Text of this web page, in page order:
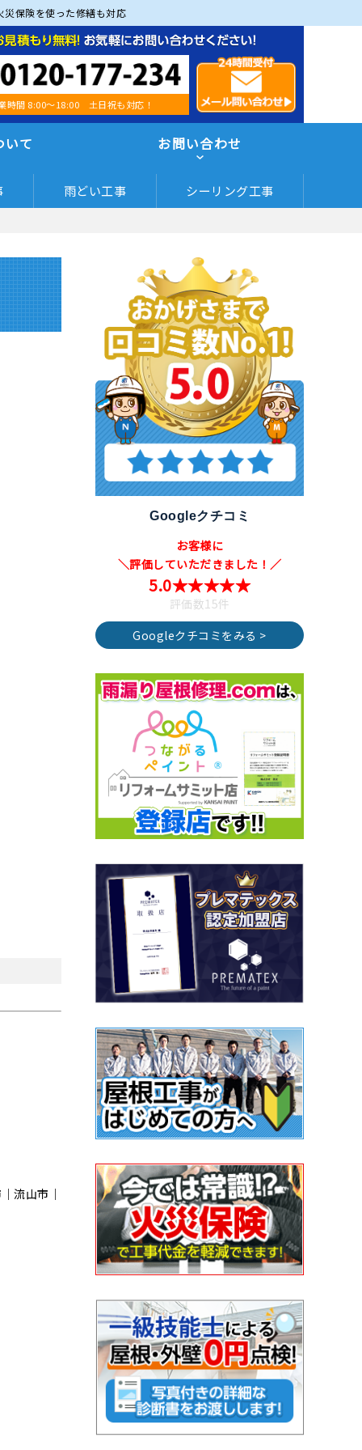
保険を使った修繕も対応
時間 8:00～18:00 土日祝も対応！
いて お問い合わせ
雨どい工事 シーリング工事
流⼭市｜
Googleクチコミ
お客様に
＼評価していただきました！／
5.0★★★★★
評価数15件
Googleクチコミをみる >